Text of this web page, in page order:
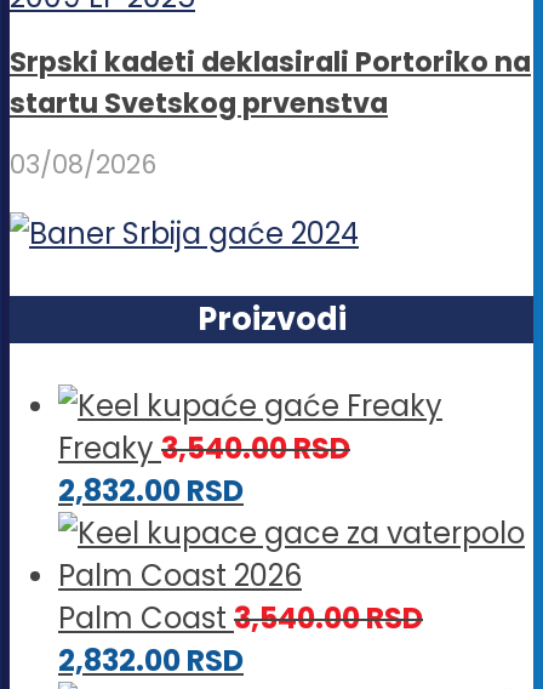
Srpski kadeti deklasirali Portoriko na
startu Svetskog prvenstva
03/08/2026
Proizvodi
Freaky 3,540.00RSD
2,832.00RSD
Palm Coast 3,540.00RSD
2,832.00RSD